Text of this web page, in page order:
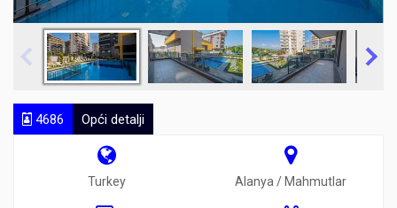
4686 Opći detalji
Turkey Alanya / Mahmutlar